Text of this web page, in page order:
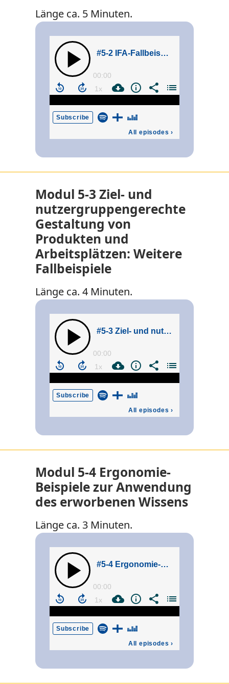
Länge ca. 5 Minuten.
Modul 5-3 Ziel- und
nutzergruppengerechte
Gestaltung von
Produkten und
Arbeitsplätzen: Weitere
Fallbeispiele
Länge ca. 4 Minuten.
Modul 5-4 Ergonomie-
Beispiele zur Anwendung
des erworbenen Wissens
Länge ca. 3 Minuten.